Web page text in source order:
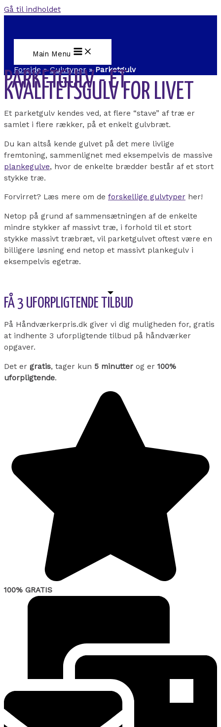
Gå til indholdet
Main Menu
Forside»Gulvtyper»Parketgulv
PARKETGULV - ET
KVALITETSGULV FOR LIVET
Et parketgulv kendes ved, at flere “stave” af træ er
samlet i flere rækker, på et enkelt gulvbræt.
Du kan altså kende gulvet på det mere livlige
fremtoning, sammenlignet med eksempelvis de massive
plankegulve, hvor de enkelte brædder består af et stort
stykke træ.
Forvirret? Læs mere om de forskellige gulvtyper her!
Netop på grund af sammensætningen af de enkelte
mindre stykker af massivt træ, i forhold til et stort
stykke massivt træbræt, vil parketgulvet oftest være en
billigere løsning end netop et massivt plankegulv i
eksempelvis egetræ.
FÅ 3 UFORPLIGTENDE TILBUD
På Håndværkerpris.dk giver vi dig muligheden for, gratis
at indhente 3 uforpligtende tilbud på håndværker
opgaver.
Det er gratis, tager kun 5 minutter og er 100%
uforpligtende.
100% GRATIS